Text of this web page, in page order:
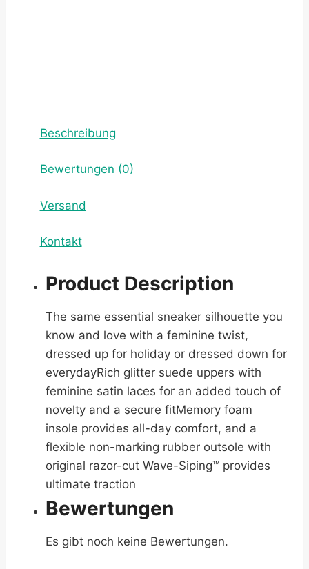
Beschreibung
Bewertungen (0)
Versand
Kontakt
Product Description
The same essential sneaker silhouette you
know and love with a feminine twist,
dressed up for holiday or dressed down for
everydayRich glitter suede uppers with
feminine satin laces for an added touch of
novelty and a secure fitMemory foam
insole provides all-day comfort, and a
flexible non-marking rubber outsole with
original razor-cut Wave-Siping™ provides
ultimate traction
Bewertungen
Es gibt noch keine Bewertungen.